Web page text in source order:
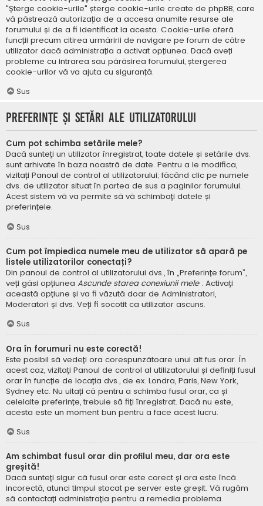
"Șterge cookie-urile" șterge cookie-urile create de phpBB, care
vă păstrează autorizația de a accesa anumite resurse ale
forumului și de a fi identificat la acesta. Cookie-urile oferă
funcții precum citirea urmăririi de navigare pe forum de către
utilizator dacă administrația a activat opțiunea. Dacă aveți
probleme cu intrarea sau părăsirea forumului, ștergerea
cookie-urilor vă va ajuta cu siguranță.
Sus
Preferințe și setări ale utilizatorului
Cum pot schimba setările mele?
Dacă sunteți un utilizator înregistrat, toate datele și setările dvs.
sunt arhivate în baza noastră de date. Pentru a le modifica,
vizitați Panoul de control al utilizatorului; făcând clic pe numele
dvs. de utilizator situat în partea de sus a paginilor forumului.
Acest sistem vă va permite să vă schimbați datele și
preferințele.
Sus
Cum pot împiedica numele meu de utilizator să apară pe
listele utilizatorilor conectați?
Din panoul de control al utilizatorului dvs., în „Preferințe forum”,
veți găsi opțiunea Ascunde starea conexiunii mele . Activați
această opțiune și va fi văzută doar de Administratori,
Moderatori și dvs. Veți fi socotit ca utilizator ascuns.
Sus
Ora în forumuri nu este corectă!
Este posibil să vedeți ora corespunzătoare unui alt fus orar. În
acest caz, vizitați Panoul de control al utilizatorului și definiți fusul
orar în funcție de locația dvs., de ex. Londra, Paris, New York,
Sydney etc. Nu uitați că pentru a schimba fusul orar, ca și
celelalte preferințe, trebuie să fiți înregistrat. Dacă nu este,
acesta este un moment bun pentru a face acest lucru.
Sus
Am schimbat fusul orar din profilul meu, dar ora este
greșită!
Dacă sunteți sigur că fusul orar este corect și ora este încă
incorectă, atunci timpul stocat pe server este greșit. Vă rugăm
să contactați administrația pentru a remedia problema.